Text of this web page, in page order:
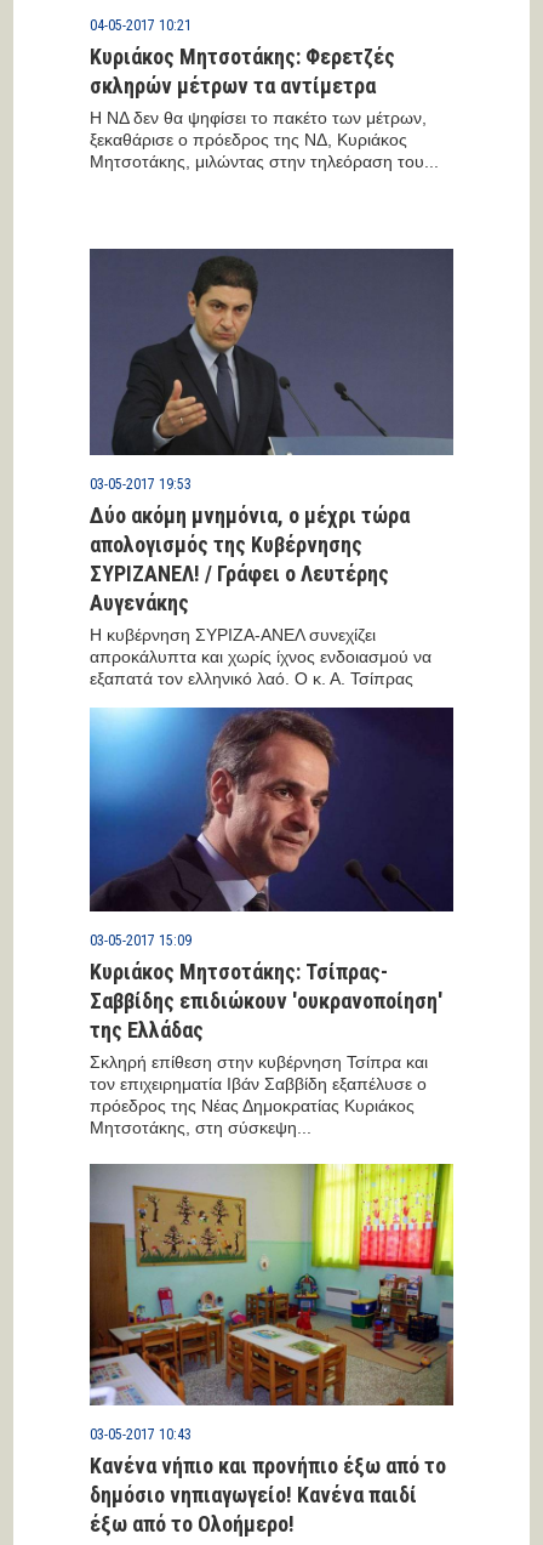
04-05-2017 10:21
Κυριάκος Μητσοτάκης: Φερετζές
σκληρών μέτρων τα αντίμετρα
Η ΝΔ δεν θα ψηφίσει το πακέτο των μέτρων,
ξεκαθάρισε ο πρόεδρος της ΝΔ, Κυριάκος
Μητσοτάκης, μιλώντας στην τηλεόραση του...
03-05-2017 19:53
Δύο ακόμη μνημόνια, ο μέχρι τώρα
απολογισμός της Κυβέρνησης
ΣΥΡΙΖΑΝΕΛ! / Γράφει ο Λευτέρης
Αυγενάκης
Η κυβέρνηση ΣΥΡΙΖΑ-ΑΝΕΛ συνεχίζει
απροκάλυπτα και χωρίς ίχνος ενδοιασμού να
εξαπατά τον ελληνικό λαό. Ο κ. Α. Τσίπρας
03-05-2017 15:09
Κυριάκος Μητσοτάκης: Τσίπρας-
Σαββίδης επιδιώκουν 'ουκρανοποίηση'
της Ελλάδας
Σκληρή επίθεση στην κυβέρνηση Τσίπρα και
τον επιχειρηματία Ιβάν Σαββίδη εξαπέλυσε ο
πρόεδρος της Νέας Δημοκρατίας Κυριάκος
Μητσοτάκης, στη σύσκεψη...
03-05-2017 10:43
Κανένα νήπιο και προνήπιο έξω από το
δημόσιο νηπιαγωγείο! Κανένα παιδί
έξω από το Ολοήμερο!